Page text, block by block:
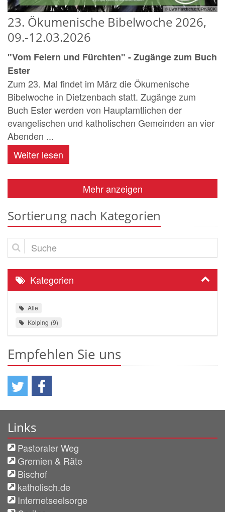
© Uwe Handschuch, Pfr./ACK
23. Ökumenische Bibelwoche 2026,
09.-12.03.2026
"Vom Feiern und Fürchten" - Zugänge zum Buch
Ester
Zum 23. Mal findet im März die Ökumenische
Bibelwoche in Dietzenbach statt. Zugänge zum
Buch Ester werden von Hauptamtlichen der
evangelischen und katholischen Gemeinden an vier
Abenden ...
Weiter lesen
Mehr anzeigen
Sortierung nach Kategorien
Suche
Kategorien
Alle
Kolping 9
Empfehlen Sie uns
Links
Pastoraler Weg
Gremien & Räte
Bischof
katholisch.de
Internetseelsorge